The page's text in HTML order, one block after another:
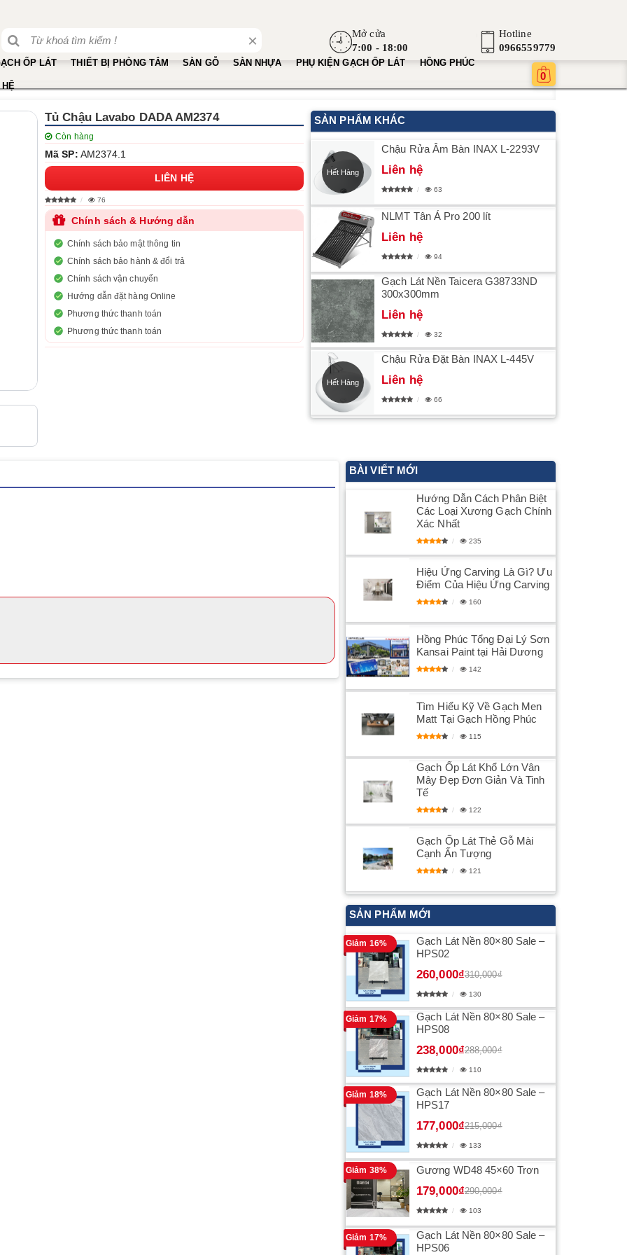
×
Mở cửa
7:00 - 18:00
Hotline
0966559779
ỐP LÁT THIẾT BỊ PHÒNG TẮM SÀN GỖ SÀN NHỰA PHỤ KIỆN GẠCH ỐP LÁT HỒNG PHÚC
0
​Tủ Chậu Lavabo DADA AM2374
Còn hàng
Mã SP: AM2374.1
LIÊN HỆ
76
Chính sách & Hướng dẫn
Chính sách bảo mật thông tin
Chính sách bảo hành & đổi trả
Chính sách vận chuyển
Hướng dẫn đặt hàng Online
Phương thức thanh toán
Phương thức thanh toán
SẢN PHẨM KHÁC
Chậu Rửa Âm Bàn INAX L-2293V
Liên hệ
Hết Hàng
63
NLMT Tân Á Pro 200 lít
Liên hệ
94
Gạch Lát Nền Taicera G38733ND
300x300mm
Liên hệ
32
Chậu Rửa Đặt Bàn INAX L-445V
Liên hệ
Hết Hàng
66
BÀI VIẾT MỚI
Hướng Dẫn Cách Phân Biệt
Các Loại Xương Gạch Chính
Xác Nhất
235
Hiệu Ứng Carving Là Gì? Ưu
Điểm Của Hiệu Ứng Carving
160
Hồng Phúc Tổng Đại Lý Sơn
Kansai Paint tại Hải Dương
142
Tìm Hiểu Kỹ Về Gạch Men
Matt Tại Gạch Hồng Phúc
115
Gạch Ốp Lát Khổ Lớn Vân
Mây Đẹp Đơn Giản Và Tinh
Tế
122
Gạch Ốp Lát Thẻ Gỗ Mài
Cạnh Ấn Tượng
121
SẢN PHẨM MỚI
Gạch Lát Nền 80×80 Sale –
HPS02
260,000₫310,000₫
Giảm 16%
130
Gạch Lát Nền 80×80 Sale –
HPS08
238,000₫288,000₫
Giảm 17%
110
Gạch Lát Nền 80×80 Sale –
HPS17
177,000₫215,000₫
Giảm 18%
133
Gương WD48 45×60 Trơn
179,000₫290,000₫
Giảm 38%
103
Gạch Lát Nền 80×80 Sale –
HPS06
Giảm 17%